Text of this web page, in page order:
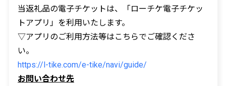
当返礼品の電子チケットは、「ローチケ電子チケッ
トアプリ」を利用いたします。
▽アプリのご利用方法等はこちらでご確認くださ
い。
https://l-tike.com/e-tike/navi/guide/
お問い合わせ先